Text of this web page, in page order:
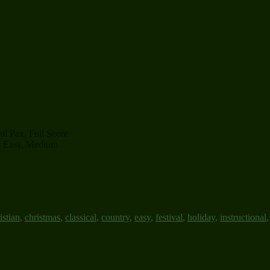
, christmas, classical, country, easy, festival, holiday, instructional,